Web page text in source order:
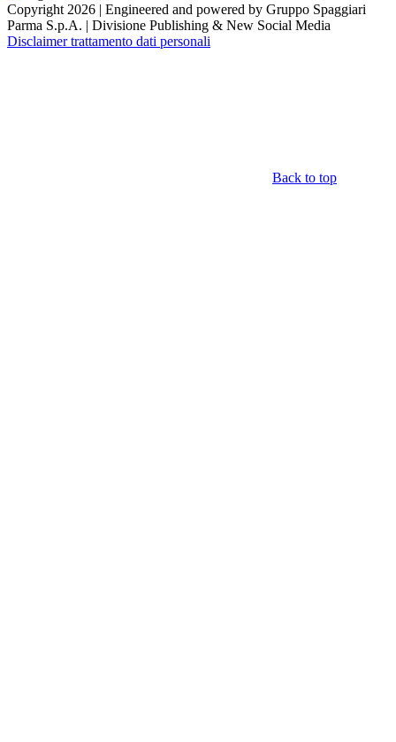
Copyright 2026 | Engineered and powered by Gruppo Spaggiari
Parma S.p.A. | Divisione Publishing & New Social Media
Disclaimer trattamento dati personali
Back to top